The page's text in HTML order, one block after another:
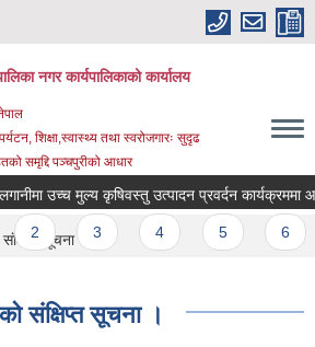
नगर कार्यपालिकाको कार्यालय
शिक्षा,स्वास्थ्य तथा स्वरोजगारः सुदृढ
समृद्दि पञ्चपुरीको आधार
उच्च मुल्य कृषिवस्तु उत्पादन प्रवर्दन कार्यक्रममा आशय
3
सूचना ।
संक्षिप्त सूचना ।